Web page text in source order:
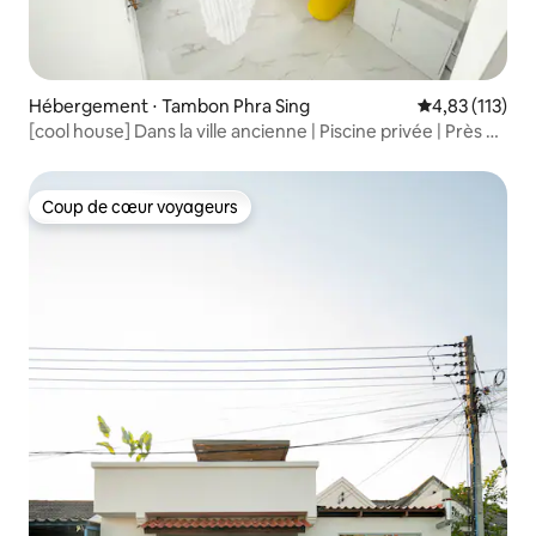
Hébergement ⋅ Tambon Phra Sing Évaluation
4,83 (113)
[cool house] Dans la ville ancienne | Piscine privée | Près de
Coup de cœur voyageurs
Coup de cœur voyageurs